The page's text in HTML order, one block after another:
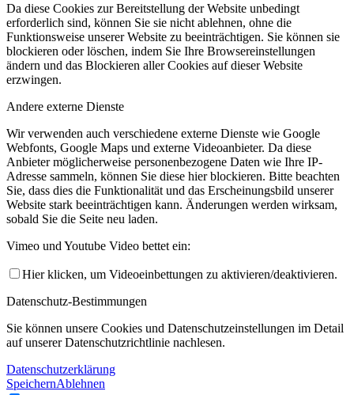
Da diese Cookies zur Bereitstellung der Website unbedingt
erforderlich sind, können Sie sie nicht ablehnen, ohne die
Funktionsweise unserer Website zu beeinträchtigen. Sie können sie
blockieren oder löschen, indem Sie Ihre Browsereinstellungen
ändern und das Blockieren aller Cookies auf dieser Website
erzwingen.
Andere externe Dienste
Wir verwenden auch verschiedene externe Dienste wie Google
Webfonts, Google Maps und externe Videoanbieter. Da diese
Anbieter möglicherweise personenbezogene Daten wie Ihre IP-
Adresse sammeln, können Sie diese hier blockieren. Bitte beachten
Sie, dass dies die Funktionalität und das Erscheinungsbild unserer
Website stark beeinträchtigen kann. Änderungen werden wirksam,
sobald Sie die Seite neu laden.
Vimeo und Youtube Video bettet ein:
Hier klicken, um Videoeinbettungen zu aktivieren/deaktivieren.
Datenschutz-Bestimmungen
Sie können unsere Cookies und Datenschutzeinstellungen im Detail
auf unserer Datenschutzrichtlinie nachlesen.
Datenschutzerklärung
SpeichernAblehnen